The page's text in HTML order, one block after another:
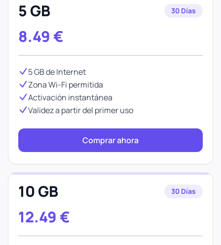
5 GB 30 Días
8.49 €
5 GB de Internet
Zona Wi-Fi permitida
Activación instantánea
Validez a partir del primer uso
Comprar ahora
10 GB 30 Días
12.49 €